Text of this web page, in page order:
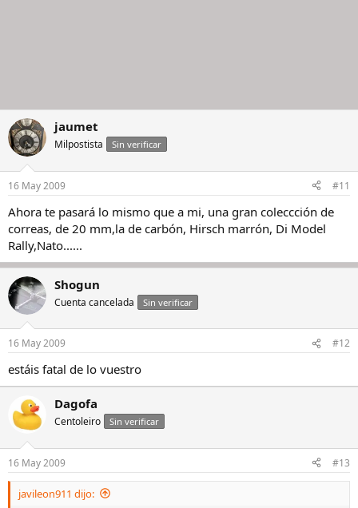
jaumet
Milpostista Sin verificar
16 May 2009 #11
Ahora te pasará lo mismo que a mi, una gran coleccción de
correas, de 20 mm,la de carbón, Hirsch marrón, Di Model
Rally,Nato......
Shogun
Cuenta cancelada Sin verificar
16 May 2009 #12
estáis fatal de lo vuestro
Dagofa
Centoleiro Sin verificar
16 May 2009 #13
javileon911 dijo: